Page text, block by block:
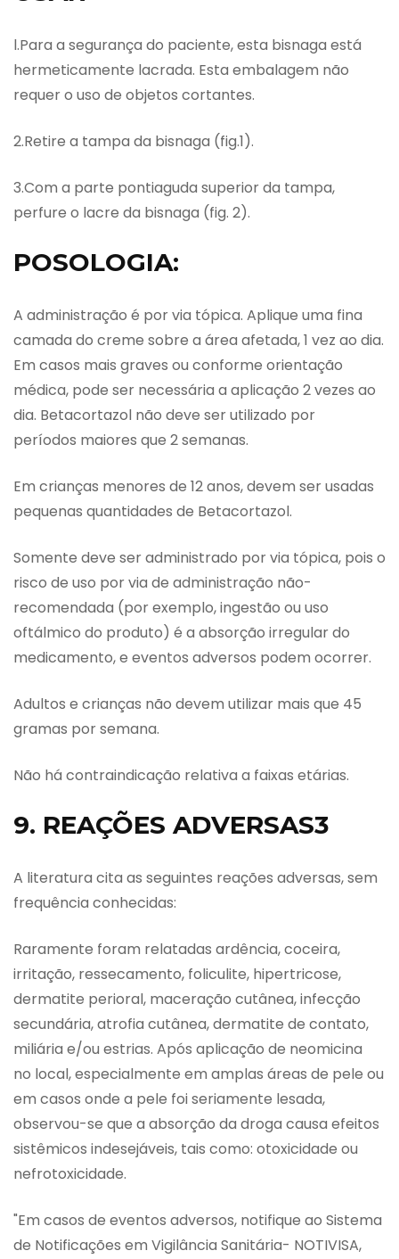
l.Para a segurança do paciente, esta bisnaga está
hermeticamente lacrada. Esta embalagem não
requer o uso de objetos cortantes.
2.Retire a tampa da bisnaga (fig.1).
3.Com a parte pontiaguda superior da tampa,
perfure o lacre da bisnaga (fig. 2).
POSOLOGIA:
A administração é por via tópica. Aplique uma fina
camada do creme sobre a área afetada, 1 vez ao dia.
Em casos mais graves ou conforme orientação
médica, pode ser necessária a aplicação 2 vezes ao
dia. Betacortazol não deve ser utilizado por
períodos maiores que 2 semanas.
Em crianças menores de 12 anos, devem ser usadas
pequenas quantidades de Betacortazol.
Somente deve ser administrado por via tópica, pois o
risco de uso por via de administração não-
recomendada (por exemplo, ingestão ou uso
oftálmico do produto) é a absorção irregular do
medicamento, e eventos adversos podem ocorrer.
Adultos e crianças não devem utilizar mais que 45
gramas por semana.
Não há contraindicação relativa a faixas etárias.
9. REAÇÕES ADVERSAS3
A literatura cita as seguintes reações adversas, sem
frequência conhecidas:
Raramente foram relatadas ardência, coceira,
irritação, ressecamento, foliculite, hipertricose,
dermatite perioral, maceração cutânea, infecção
secundária, atrofia cutânea, dermatite de contato,
miliária e/ou estrias. Após aplicação de neomicina
no local, especialmente em amplas áreas de pele ou
em casos onde a pele foi seriamente lesada,
observou-se que a absorção da droga causa efeitos
sistêmicos indesejáveis, tais como: otoxicidade ou
nefrotoxicidade.
"Em casos de eventos adversos, notifique ao Sistema
de Notificações em Vigilância Sanitária- NOTIVISA,